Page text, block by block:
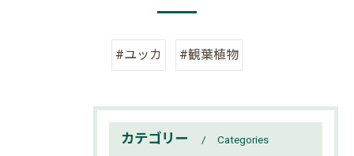
#ユッカ #観葉植物
カテゴリー Categories